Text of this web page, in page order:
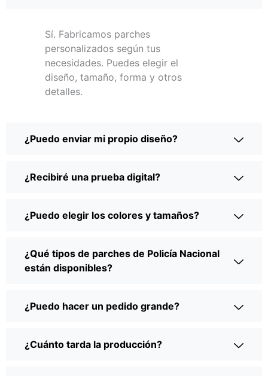
Sí. Fabricamos parches
personalizados según tus
necesidades. Puedes elegir el
diseño, tamaño, forma y otros
detalles.
¿Puedo enviar mi propio diseño?
¿Recibiré una prueba digital?
¿Puedo elegir los colores y tamaños?
¿Qué tipos de parches de Policía Nacional
están disponibles?
¿Puedo hacer un pedido grande?
¿Cuánto tarda la producción?